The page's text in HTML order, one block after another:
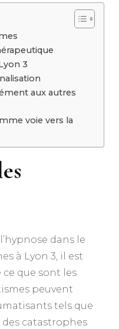
3
aux autres
voie vers la
dans le
à Lyon 3, il est
que sont les
peuvent
tels que
des catastrophes